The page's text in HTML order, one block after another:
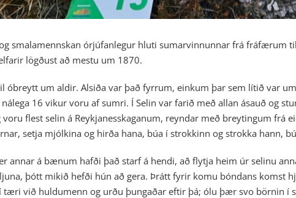
smalamennskan órjúfanlegur hluti sumarvinnunnar frá fráfærum
lögðust að mestu um 1870.
óbreytt um aldir. Alsiða var það fyrrum, einkum þar sem lítið var
16 vikur voru af sumri. Í Selin var farið með allan ásauð og
flest selin á Reykjanesskaganum, reyndar með breytingum
setja mjólkina og hirða hana, búa í strokkinn og strokka hann,
annar á bænum hafði það starf á hendi, að flytja heim úr selinu
þótt mikið hefði hún að gera. Þrátt fyrir komu bóndans komst
tæri við huldumenn og urðu þungaðar eftir þá; ólu þær svo börnin í